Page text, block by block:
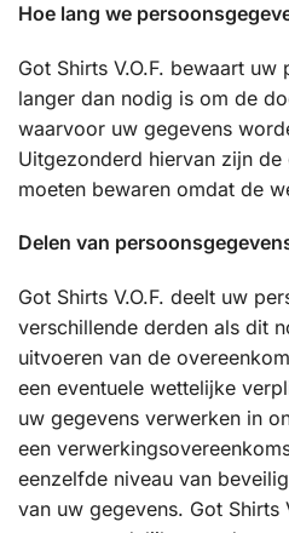
Hoe lang we
Got Shirts V.O.F. bewaart
langer dan nodig is om de
waarvoor uw gegevens
Uitgezonderd hiervan zijn
moeten bewaren omdat de
Delen van
Got Shirts V.O.F. deelt uw
verschillende derden als dit
uitvoeren van de
een eventuele wettelijke
uw gegevens verwerken in
een
eenzelfde niveau van
van uw gegevens. Got Shirts